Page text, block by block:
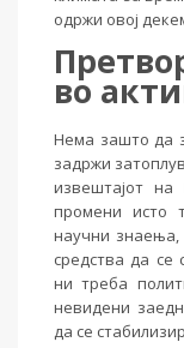
одржи овој
во
Нема зашто да
задржи
извештајот на
промени исто
научни знаења,
средства да се
ни треба
невидени
да се